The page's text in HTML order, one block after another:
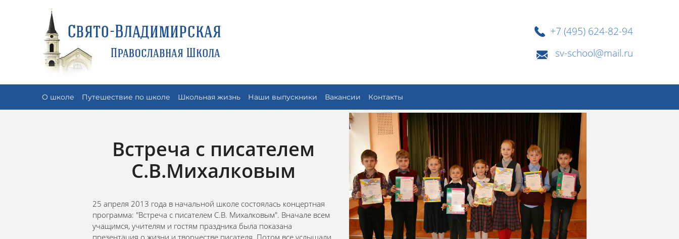
+7 (495) 624-82-94
sv-school@mail.ru
О школе Путешествие по школе Школьная жизнь Наши выпускники Вакансии Контакты
Встреча с писателем
С.В.Михалковым
25 апреля 2013 года в начальной школе состоялась концертная
программа: "Встреча с писателем С.В. Михалковым". Вначале всем
учащимся, учителям и гостям праздника была показана